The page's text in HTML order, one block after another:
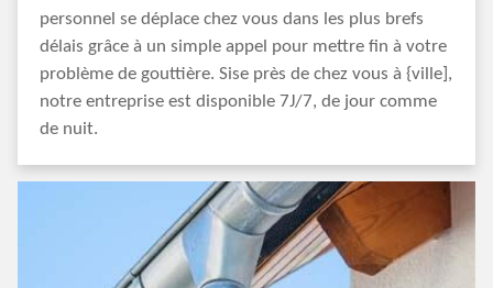
personnel se déplace chez vous dans les plus brefs
délais grâce à un simple appel pour mettre fin à votre
problème de gouttière. Sise près de chez vous à {ville],
notre entreprise est disponible 7J/7, de jour comme
de nuit.